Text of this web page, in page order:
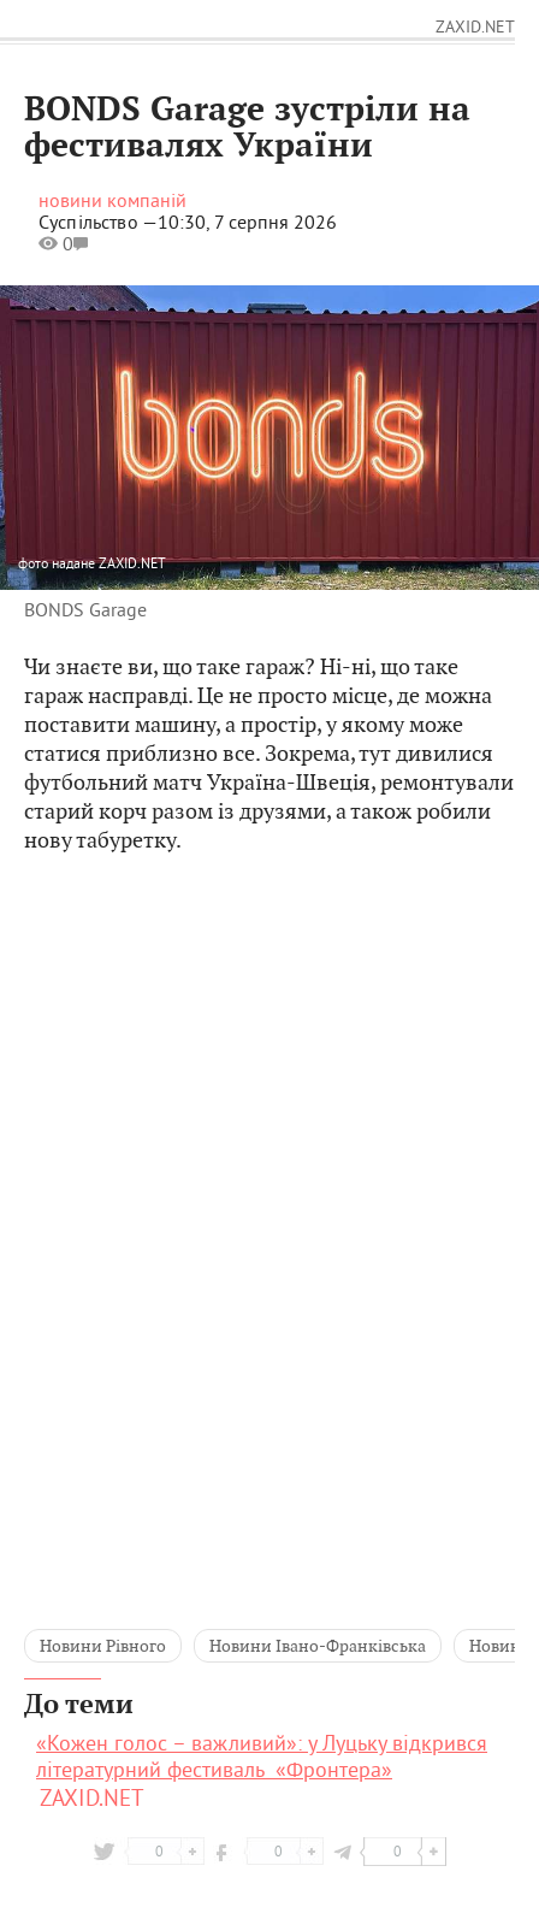
ZAXID.NET
BONDS Garage зустріли на
фестивалях України
новини компаній
Суспільство —10:30, 7 серпня 2026
0
фотонадане ZAXID.NET
BONDS Garage
Чи знаєте ви, що таке гараж? Ні-ні, що таке
гараж насправді. Це не просто місце, де можна
поставити машину, а простір, у якому може
статися приблизно все. Зокрема, тут дивилися
футбольний матч Україна-Швеція, ремонтували
старий корч разом із друзями, а також робили
нову табуретку.
Новини Рівного Новини Івано-Франківська Новини
До теми
«Кожен голос – важливий»: у Луцьку відкрився
літературний фестиваль «Фронтера»
ZAXID.NET
0 0 0